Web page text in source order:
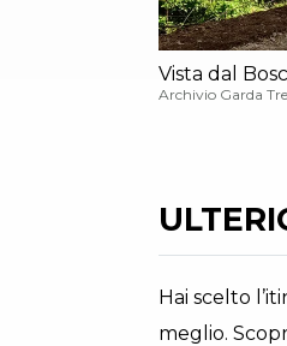
Vista dal
Archivio Garda
Hai scelto
meglio.